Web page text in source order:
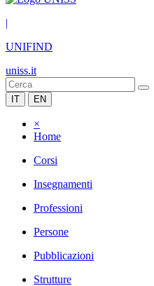
|
UNIFIND
uniss.it
IT EN
×
Home
Corsi
Insegnamenti
Professioni
Persone
Pubblicazioni
Strutture